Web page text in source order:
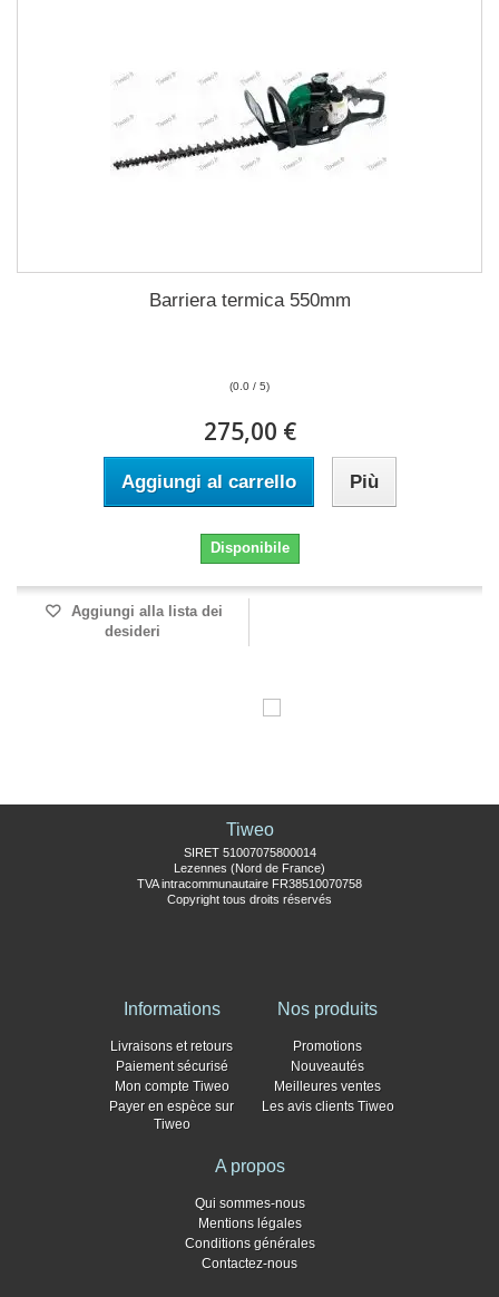
Barriera termica 550mm
(0.0 / 5)
275,00 €
Aggiungi al carrello Più
Disponibile
Aggiungi alla lista dei
desideri
Tiweo
SIRET 51007075800014
Lezennes (Nord de France)
TVA intracommunautaire FR38510070758
Copyright tous droits réservés
Informations
Livraisons et retours
Paiement sécurisé
Mon compte Tiweo
Payer en espèce sur
Tiweo
Nos produits
Promotions
Nouveautés
Meilleures ventes
Les avis clients Tiweo
A propos
Qui sommes-nous
Mentions légales
Conditions générales
Contactez-nous